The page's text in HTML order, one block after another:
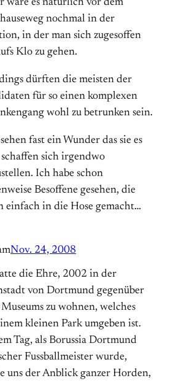
wäre es natürlich vor dem
nochmal in der
in der man sich zugesoffen
Klo zu gehen.
dürften die meisten der
für so einen komplexen
wohl zu betrunken sein.
fast ein Wunder das sie es
sich irgendwo
Ich habe schon
Besoffene gesehen, die
einfach in die Hose gemacht…
Nov. 24, 2008
die Ehre, 2002 in der
von Dortmund gegenüber
zu wohnen, welches
kleinen Park umgeben ist.
Tag, als Borussia Dortmund
Fussballmeister wurde,
uns der Anblick ganzer Horden,